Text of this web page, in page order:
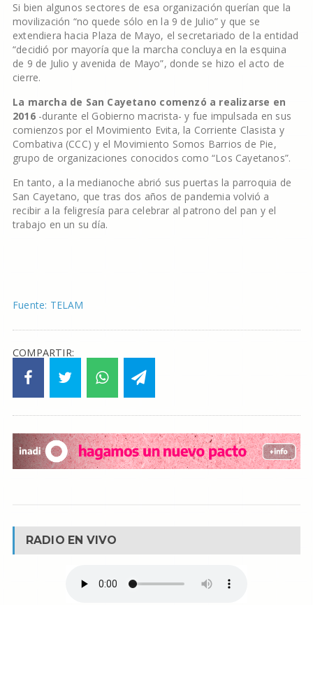
Si bien algunos sectores de esa organización querían que la
movilización “no quede sólo en la 9 de Julio” y que se
extendiera hacia Plaza de Mayo, el secretariado de la entidad
“decidió por mayoría que la marcha concluya en la esquina
de 9 de Julio y avenida de Mayo”, donde se hizo el acto de
cierre.
La marcha de San Cayetano comenzó a realizarse en
2016 -durante el Gobierno macrista- y fue impulsada en sus
comienzos por el Movimiento Evita, la Corriente Clasista y
Combativa (CCC) y el Movimiento Somos Barrios de Pie,
grupo de organizaciones conocidos como “Los Cayetanos”.
En tanto, a la medianoche abrió sus puertas la parroquia de
San Cayetano, que tras dos años de pandemia volvió a
recibir a la feligresía para celebrar al patrono del pan y el
trabajo en un su día.
Fuente: TELAM
COMPARTIR:
RADIO EN VIVO